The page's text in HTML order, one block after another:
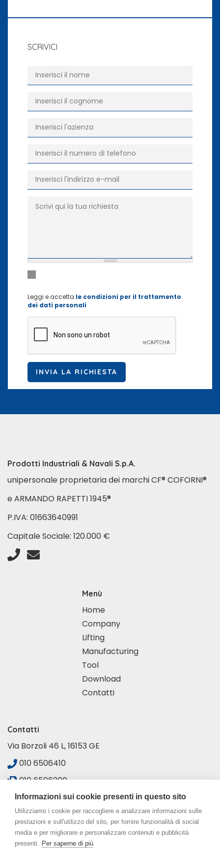
SCRIVICI
Leggi e accetta le condizioni per il trattamento
dei dati personali
Prodotti Industriali & Navali S.p.A.
unipersonale proprietaria dei marchi CF® COFORNI®
e ARMANDO RAPETTI 1945®
P.IVA: 01663640991
Capitale Sociale: 120.000 €
Menù
Home
Company
Lifting
Manufacturing
Tool
Download
Contatti
Contatti
Via Borzoli 46 L, 16153 GE
010 6506410
010 6506200
sales@coforni-europe.it
Informazioni sui cookie presenti in questo sito
Utilizziamo i cookie per raccogliere e analizzare informazioni sulle
prestazioni e sull'utilizzo del sito, per fornire funzionalità di social
media e per migliorare e personalizzare contenuti e pubblicità
presenti. Per saperne di più